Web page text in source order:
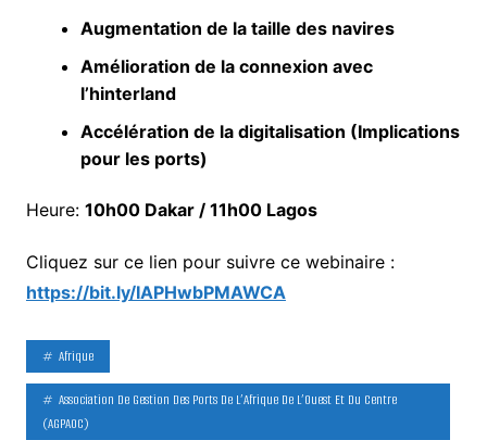
Augmentation de la taille des navires
Amélioration de la connexion avec
l’hinterland
Accélération de la digitalisation (Implications
pour les ports)
Heure: 10h00 Dakar / 11h00 Lagos
Cliquez sur ce lien pour suivre ce webinaire :
https://bit.ly/IAPHwbPMAWCA
Afrique
Association De Gestion Des Ports De L’Afrique De L’Ouest Et Du Centre
(AGPAOC)